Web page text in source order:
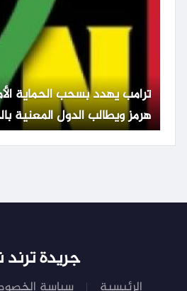
ترامب يهدد بسحب الحماية
هرمز ويطالب الدول المعنية
جريدة ترند